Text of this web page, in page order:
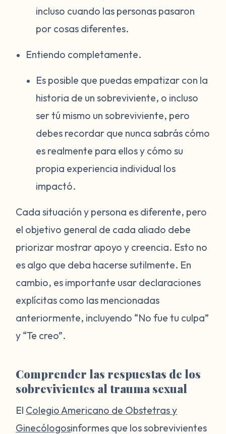
incluso cuando las personas pasaron
por cosas diferentes.
Entiendo completamente.
Es posible que puedas empatizar con la
historia de un sobreviviente, o incluso
ser tú mismo un sobreviviente, pero
debes recordar que nunca sabrás cómo
es realmente para ellos y cómo su
propia experiencia individual los
impactó.
Cada situación y persona es diferente, pero
el objetivo general de cada aliado debe
priorizar mostrar apoyo y creencia. Esto no
es algo que deba hacerse sutilmente. En
cambio, es importante usar declaraciones
explícitas como las mencionadas
anteriormente, incluyendo “No fue tu culpa”
y “Te creo”.
Comprender las respuestas de los
sobrevivientes al trauma sexual
El Colegio Americano de Obstetras y
Ginecólogosinformes que los sobrevivientes